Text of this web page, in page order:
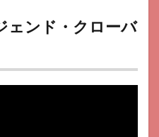
ェンド・クローバ